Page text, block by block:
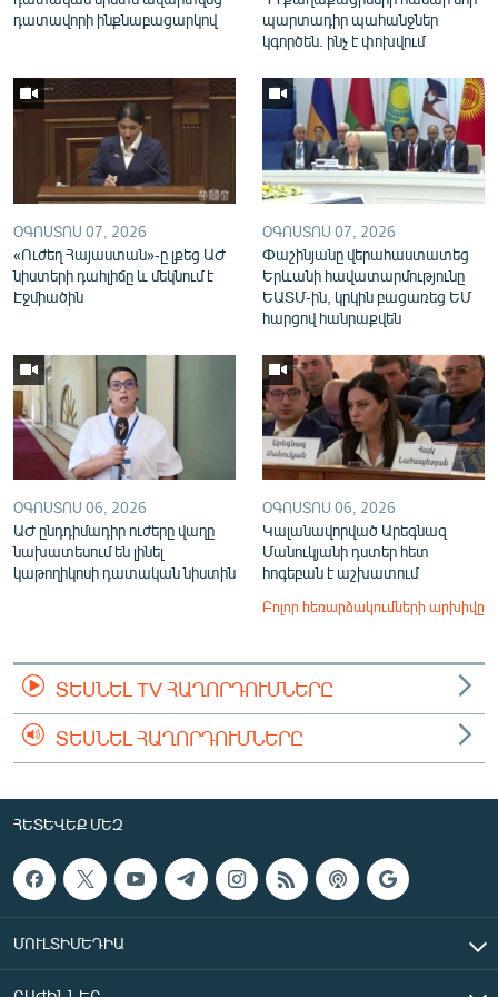
English
ՀԵՏԵՎԵՔ ՄԵԶ
«Ազատության» բոլոր կայքերը
դատավորի ինքնաբացարկով
պարտադիր պահանջներ
կգործեն. ինչ է փոխվում
ՕԳՈՍՏՈՍ 07, 2026
«Ուժեղ Հայաստան»-ը լքեց ԱԺ
նիստերի դահլիճը և մեկնում է
Էջմիածին
ՕԳՈՍՏՈՍ 07, 2026
Փաշինյանը վերահաստատեց
Երևանի հավատարմությունը
ԵԱՏՄ-ին, կրկին բացառեց ԵՄ
հարցով հանրաքվեն
ՕԳՈՍՏՈՍ 06, 2026
ԱԺ ընդդիմադիր ուժերը վաղը
նախատեսում են լինել
կաթողիկոսի դատական նիստին
ՕԳՈՍՏՈՍ 06, 2026
Կալանավորված Արեգնազ
Մանուկյանի դստեր հետ
հոգեբան է աշխատում
Բոլոր հեռարձակումների արխիվը
ՏԵՍՆԵԼ TV ՀԱՂՈՐԴՈՒՄՆԵՐԸ
ՏԵՍՆԵԼ ՀԱՂՈՐԴՈՒՄՆԵՐԸ
ՀԵՏԵՎԵՔ ՄԵԶ
ՄՈՒԼՏԻՄԵԴԻԱ